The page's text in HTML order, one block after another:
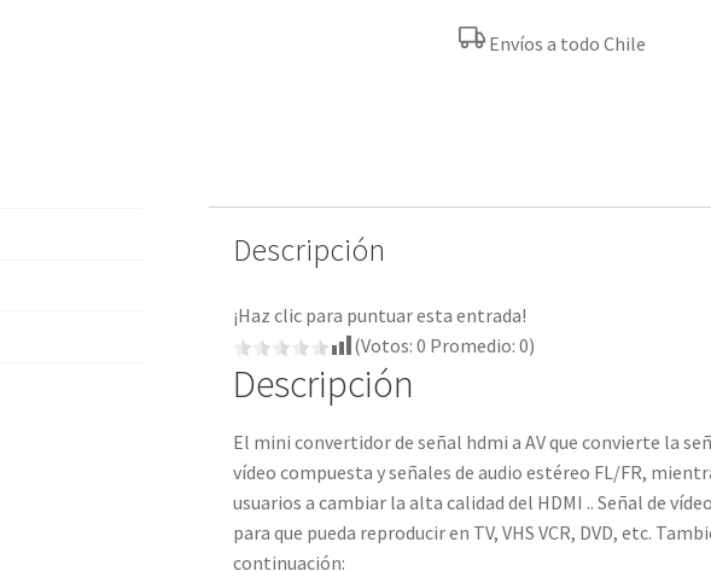
Envíos a todo Chile
Descripción
¡Haz clic para puntuar esta entrada!
(Votos:0 Promedio:0)
Descripción
El mini convertidor de señal hdmi a AV que convierte la
vídeo compuesta y señales de audio estéreo FL/FR,
usuarios a cambiar la alta calidad del HDMI .. Señal de
para que pueda reproducir en TV, VHS VCR, DVD, etc.
continuación: